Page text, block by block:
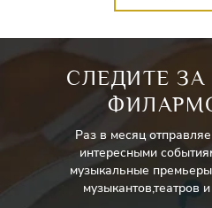
СЛЕДИТЕ
Раз в месяц
интересными
музыкальные
музыкантов,театров